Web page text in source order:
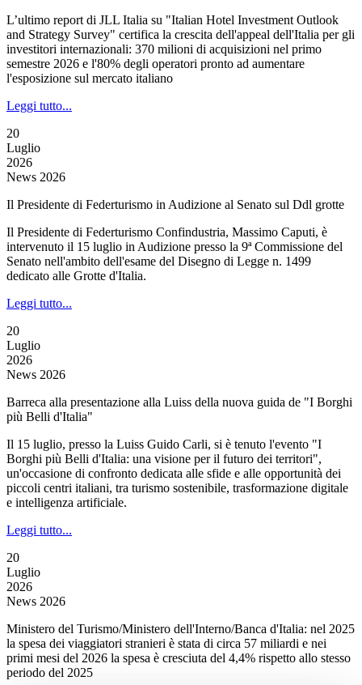
L’ultimo report di JLL Italia su "Italian Hotel Investment Outlook
and Strategy Survey" certifica la crescita dell'appeal dell'Italia per gli
investitori internazionali: 370 milioni di acquisizioni nel primo
semestre 2026 e l'80% degli operatori pronto ad aumentare
l'esposizione sul mercato italiano
Leggi tutto...
20
Luglio
2026
News 2026
Il Presidente di Federturismo in Audizione al Senato sul Ddl grotte
Il Presidente di Federturismo Confindustria, Massimo Caputi, è
intervenuto il 15 luglio in Audizione presso la 9ª Commissione del
Senato nell'ambito dell'esame del Disegno di Legge n. 1499
dedicato alle Grotte d'Italia.
Leggi tutto...
20
Luglio
2026
News 2026
Barreca alla presentazione alla Luiss della nuova guida de "I Borghi
più Belli d'Italia"
Il 15 luglio, presso la Luiss Guido Carli, si è tenuto l'evento "I
Borghi più Belli d'Italia: una visione per il futuro dei territori",
un'occasione di confronto dedicata alle sfide e alle opportunità dei
piccoli centri italiani, tra turismo sostenibile, trasformazione digitale
e intelligenza artificiale.
Leggi tutto...
20
Luglio
2026
News 2026
Ministero del Turismo/Ministero dell'Interno/Banca d'Italia: nel 2025
la spesa dei viaggiatori stranieri è stata di circa 57 miliardi e nei
primi mesi del 2026 la spesa è cresciuta del 4,4% rispetto allo stesso
periodo del 2025